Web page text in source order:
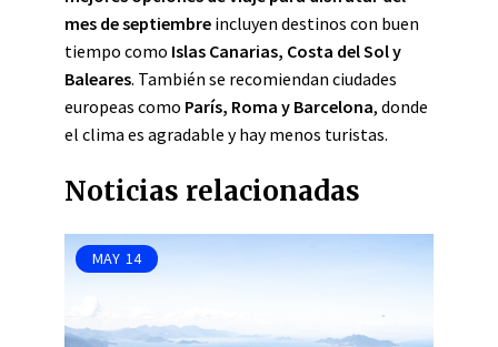
mes de septiembre incluyen destinos con buen
tiempo como Islas Canarias, Costa del Sol y
Baleares. También se recomiendan ciudades
europeas como París, Roma y Barcelona, donde
el clima es agradable y hay menos turistas.
Noticias relacionadas
MAY 14